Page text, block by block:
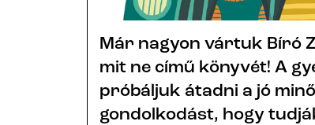
Már nagyon vártuk Bíró
mit ne című könyvét! A
próbáljuk átadni a jó
gondolkodást, hogy